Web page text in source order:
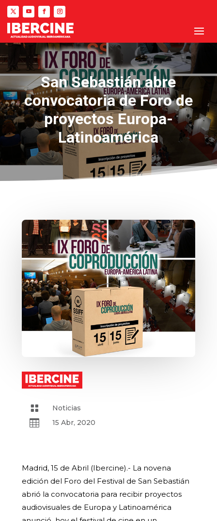
San Sebastián abre
convocatoria de Foro de
proyectos Europa-
Latinoamérica
 Noticias
 15 Abr, 2020
Madrid, 15 de Abril (Ibercine).- La novena
edición del Foro del Festival de San Sebastián
abrió la convocatoria para recibir proyectos
audiovisuales de Europa y Latinoamérica